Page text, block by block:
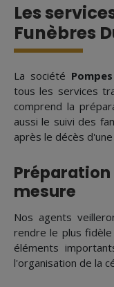
Les
Funèbres
La société
tous les services
comprend la
aussi le suivi des
après le décès
mesure
Nos agents
rendre le plus
éléments
l'organisation de la